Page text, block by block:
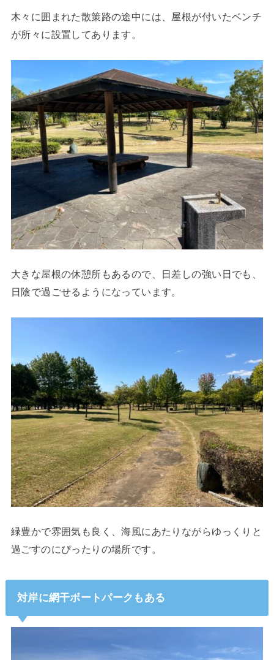
木々に囲まれた散策路の途中には、屋根が付いたベンチ
が所々に設置してあります。
大きな屋根の休憩所もあるので、日差しの強い日でも、
日陰で過ごせるようになっています。
緑豊かで雰囲気も良く、海風にあたりながらゆっくりと
過ごすのにぴったりの場所です。
対岸に網干ボートパークもある